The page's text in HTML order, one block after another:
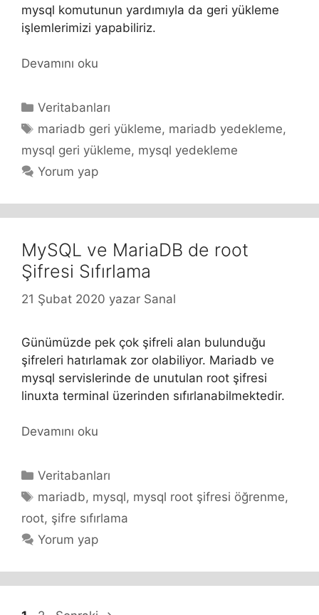
mysql komutunun yardımıyla da geri yükleme
işlemlerimizi yapabiliriz.
Devamını oku
Kategoriler
Veritabanları
Etiketler
mariadb geri yükleme, mariadb yedekleme,
mysql geri yükleme, mysql yedekleme
Yorum yap
MySQL ve MariaDB de root
Şifresi Sıfırlama
21 Şubat 2020 yazar Sanal
Günümüzde pek çok şifreli alan bulunduğu
şifreleri hatırlamak zor olabiliyor. Mariadb ve
mysql servislerinde de unutulan root şifresi
linuxta terminal üzerinden sıfırlanabilmektedir.
Devamını oku
Kategoriler
Veritabanları
Etiketler
mariadb, mysql, mysql root şifresi öğrenme,
root, şifre sıfırlama
Yorum yap